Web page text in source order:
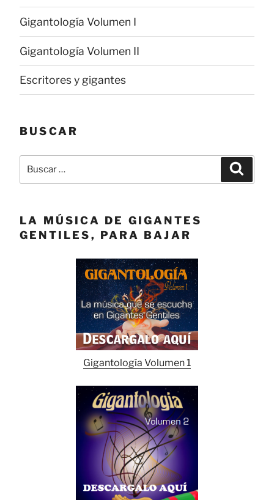
Gigantología Volumen I
Gigantología Volumen II
Escritores y gigantes
BUSCAR
Buscar
LA MÚSICA DE GIGANTES
GENTILES, PARA BAJAR
Gigantología Volumen 1